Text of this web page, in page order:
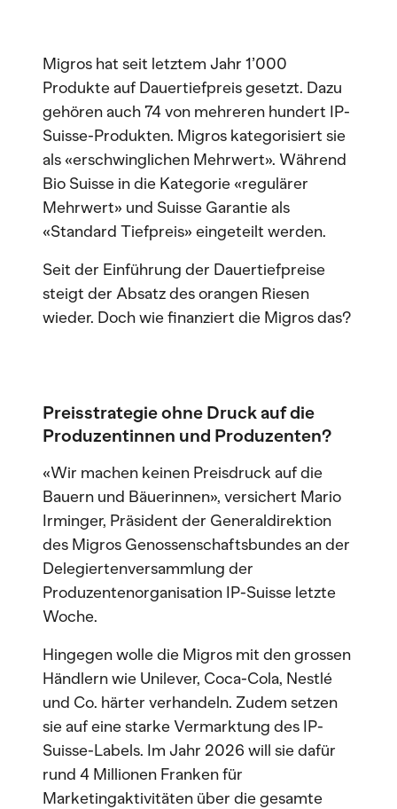
Migros hat seit letztem Jahr 1’000
Produkte auf Dauertiefpreis gesetzt. Dazu
gehören auch 74 von mehreren hundert IP-
Suisse-Produkten. Migros kategorisiert sie
als «erschwinglichen Mehrwert». Während
Bio Suisse in die Kategorie «regulärer
Mehrwert» und Suisse Garantie als
«Standard Tiefpreis» eingeteilt werden.
Seit der Einführung der Dauertiefpreise
steigt der Absatz des orangen Riesen
wieder. Doch wie finanziert die Migros das?
Preisstrategie ohne Druck auf die
Produzentinnen und Produzenten?
«Wir machen keinen Preisdruck auf die
Bauern und Bäuerinnen», versichert Mario
Irminger, Präsident der Generaldirektion
des Migros Genossenschaftsbundes an der
Delegiertenversammlung der
Produzentenorganisation IP-Suisse letzte
Woche.
Hingegen wolle die Migros mit den grossen
Händlern wie Unilever, Coca-Cola, Nestlé
und Co. härter verhandeln. Zudem setzen
sie auf eine starke Vermarktung des IP-
Suisse-Labels. Im Jahr 2026 will sie dafür
rund 4 Millionen Franken für
Marketingaktivitäten über die gesamte